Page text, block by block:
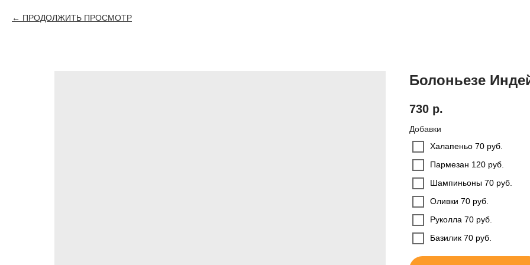
ПРОДОЛЖИТЬ ПРОСМОТР
Болоньезе
730 р.
Добавки
Халапеньо 70 руб.
Пармезан 120 руб.
Шампиньоны 70 руб.
Оливки 70 руб.
Руколла 70 руб.
Базилик 70 руб.